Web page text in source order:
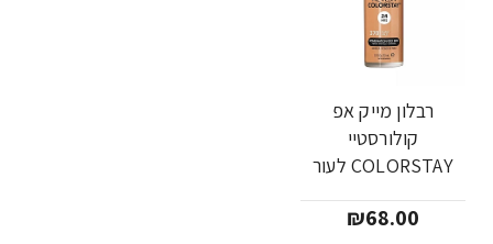
רבלון מייק אפ
קולורסטיי
COLORSTAY לעור
מבית REVLON
₪68.00